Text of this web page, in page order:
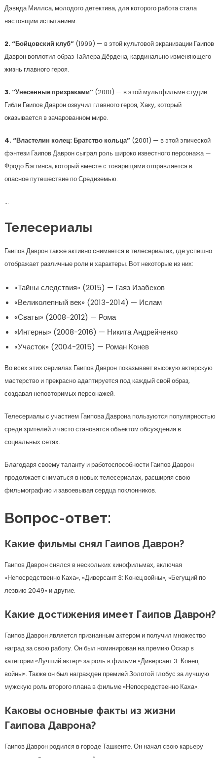
Дэвида Миллса, молодого детектива, для которого работа стала
настоящим испытанием.
2. “Бойцовский клуб”(1999) — в этой культовой экранизации Гаипов
Даврон воплотил образ Тайлера Дёрдена, кардинально изменяющего
жизнь главного героя.
3. “Унесенные призраками”(2001) — в этой мультфильме студии
Гибли Гаипов Даврон озвучил главного героя, Хаку, который
оказывается в зачарованном мире.
4. “Властелин колец: Братство кольца”(2001) — в этой эпической
фэнтези Гаипов Даврон сыграл роль широко известного персонажа —
Фродо Бэггинса, который вместе с товарищами отправляется в
опасное путешествие по Средиземью.
…
Телесериалы
Гаипов Даврон также активно снимается в телесериалах, где успешно
отображает различные роли и характеры. Вот некоторые из них:
«Тайны следствия» (2015) — Гаяз Изабеков
«Великолепный век» (2013-2014) — Ислам
«Сваты» (2008-2012) — Рома
«Интерны» (2008-2016) — Никита Андрейченко
«Участок» (2004-2015) — Роман Конев
Во всех этих сериалах Гаипов Даврон показывает высокую актерскую
мастерство и прекрасно адаптируется под каждый свой образ,
создавая неповторимых персонажей.
Телесериалы с участием Гаипова Даврона пользуются популярностью
среди зрителей и часто становятся объектом обсуждения в
социальных сетях.
Благодаря своему таланту и работоспособности Гаипов Даврон
продолжает сниматься в новых телесериалах, расширяя свою
фильмографию и завоевывая сердца поклонников.
Вопрос-ответ:
Какие фильмы снял Гаипов Даврон?
Гаипов Даврон снялся в нескольких кинофильмах, включая
«Непосредственно Каха», «Диверсант 3: Конец войны», «Бегущий по
лезвию 2049» и другие.
Какие достижения имеет Гаипов Даврон?
Гаипов Даврон является признанным актером и получил множество
наград за свою работу. Он был номинирован на премию Оскар в
категории «Лучший актер» за роль в фильме «Диверсант 3: Конец
войны». Также он был награжден премией Золотой глобус за лучшую
мужскую роль второго плана в фильме «Непосредственно Каха».
Каковы основные факты из жизни
Гаипова Даврона?
Гаипов Даврон родился в городе Ташкенте. Он начал свою карьеру